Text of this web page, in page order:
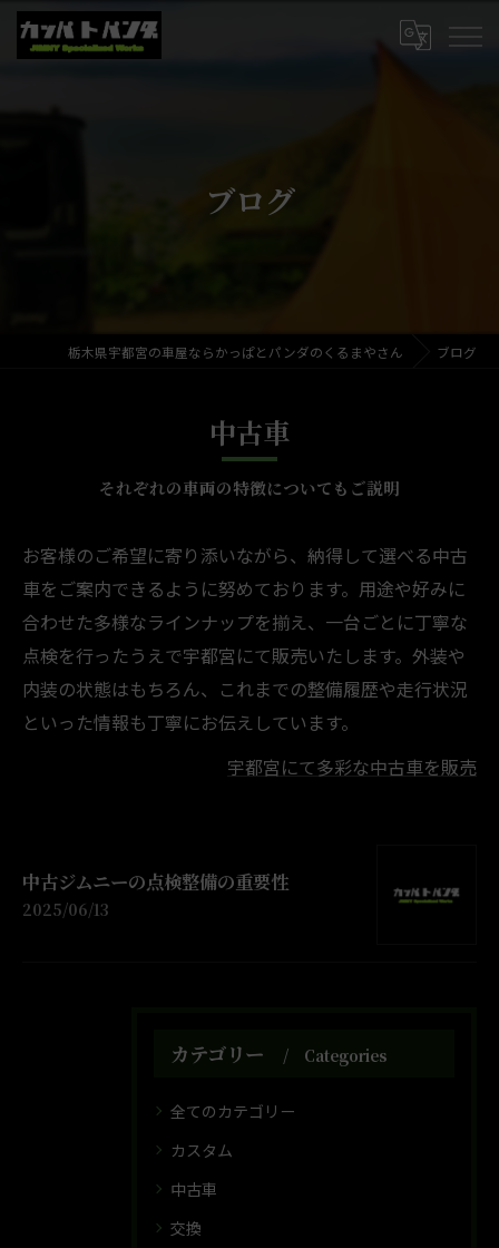
ブログ
栃木県宇都宮の車屋ならかっぱとパンダのくるまやさん ブログ
中古車
それぞれの車両の特徴についてもご説明
お客様のご希望に寄り添いながら、納得して選べる中古
車をご案内できるように努めております。用途や好みに
合わせた多様なラインナップを揃え、一台ごとに丁寧な
点検を行ったうえで宇都宮にて販売いたします。外装や
内装の状態はもちろん、これまでの整備履歴や走行状況
といった情報も丁寧にお伝えしています。
宇都宮にて多彩な中古車を販売
中古ジムニーの点検整備の重要性
2025/06/13
カテゴリー Categories
全てのカテゴリー
カスタム
中古車
交換